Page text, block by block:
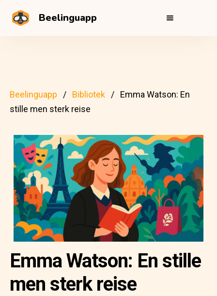
Beelinguapp
Beelinguapp Bibliotek
Emma Watson: En
stille men sterk reise
Emma Watson: En stille
men sterk reise